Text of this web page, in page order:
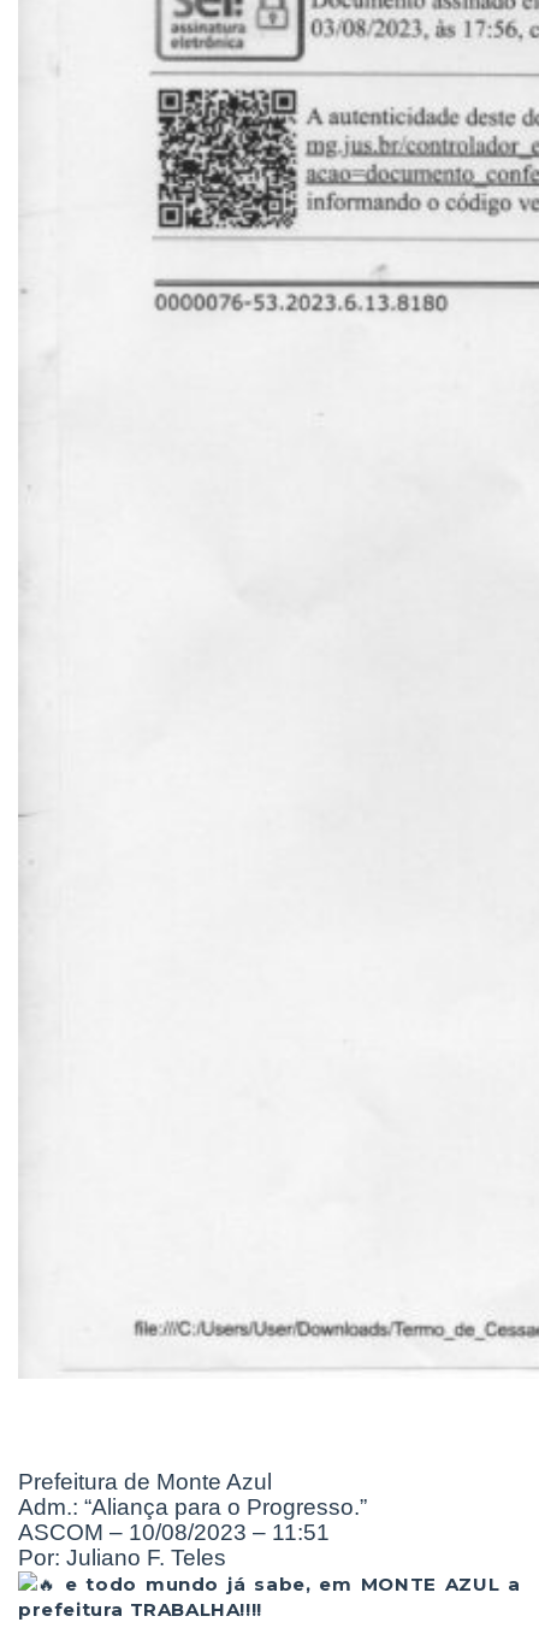
Prefeitura de Monte Azul
Adm.: “Aliança para o Progresso.”
ASCOM – 10/08/2023 – 11:51
Por: Juliano F. Teles
e todo mundo já sabe, em MONTE AZUL a
prefeitura TRABALHA!!!!